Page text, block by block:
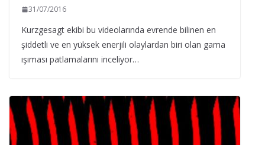
31/07/2016
Kurzgesagt ekibi bu videolarında evrende bilinen en
şiddetli ve en yüksek enerjili olaylardan biri olan gama
ışıması patlamalarını inceliyor…